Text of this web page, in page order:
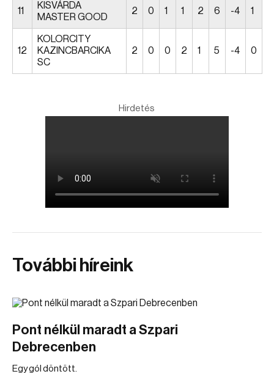
11
KISVÁRDA
MASTER GOOD
2 0 1 1 2 6 -4 1
12
KOLORCITY
KAZINCBARCIKA
SC
2 0 0 2 1 5 -4 0
Hirdetés
További híreink
Pont nélkül maradt a Szpari
Debrecenben
Egy gól döntött.